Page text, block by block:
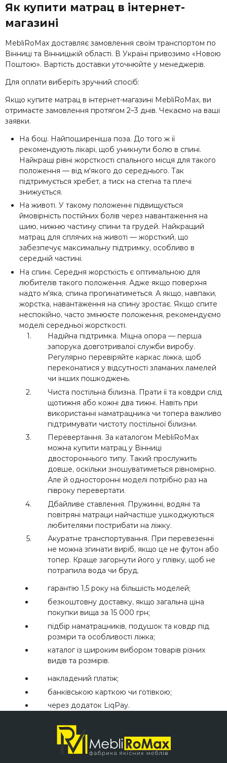
Як купити матрац в інтернет-
магазині
MebliRoMax доставляє замовлення своїм транспортом по
Вінниці та Вінницькій області. В Україні привозимо «Новою
Поштою». Вартість доставки уточнюйте у менеджерів.
Для оплати виберіть зручний спосіб:
Якщо купите матрац в інтернет-магазині MebliRoMax, ви
отримаєте замовлення протягом 2–3 днів. Чекаємо на ваші
заявки.
На боці. Найпоширеніша поза. До того ж її
рекомендують лікарі, щоб уникнути болю в спині.
Найкращі рівні жорсткості спального місця для такого
положення — від м'якого до середнього. Так
підтримується хребет, а тиск на стегна та плечі
знижується.
На животі. У такому положенні підвищується
ймовірність постійних болів через навантаження на
шию, нижню частину спини та грудей. Найкращий
матрац для сплячих на животі — жорсткий, що
забезпечує максимальну підтримку, особливо в
середній частині.
На спині. Середня жорсткість є оптимальною для
любителів такого положення. Адже якщо поверхня
надто м'яка, спина прогинатиметься. А якщо, навпаки,
жорстка, навантаження на спину зростає. Якщо спите
неспокійно, часто змінюєте положення, рекомендуємо
моделі середньої жорсткості.
Надійна підтримка. Міцна опора — перша
запорука довготривалої служби виробу.
Регулярно перевіряйте каркас ліжка, щоб
переконатися у відсутності зламаних ламелей
чи інших пошкоджень.
Чиста постільна білизна. Прати її та ковдри слід
щотижня або кожні два тижні. Навіть при
використанні наматрацника чи топера важливо
підтримувати чистоту постільної білизни.
Перевертання. За каталогом MebliRoMax
можна купити матрац у Вінниці
двостороннього типу. Такий прослужить
довше, оскільки зношуватиметься рівномірно.
Але й односторонні моделі потрібно раз на
півроку перевертати.
Дбайливе ставлення. Пружинні, водяні та
повітряні матраци найчастіше ушкоджуються
любителями пострибати на ліжку.
Акуратне транспортування. При перевезенні
не можна згинати виріб, якщо це не футон або
топер. Краще загорнути його у плівку, щоб не
потрапила вода чи бруд.
гарантію 1,5 року на більшість моделей;
безкоштовну доставку, якщо загальна ціна
покупки вища за 15 000 грн;
підбір наматрацників, подушок та ковдр під
розміри та особливості ліжка;
каталог із широким вибором товарів різних
видів та розмірів.
накладений платіж;
банківською карткою чи готівкою;
через додаток LiqPay.